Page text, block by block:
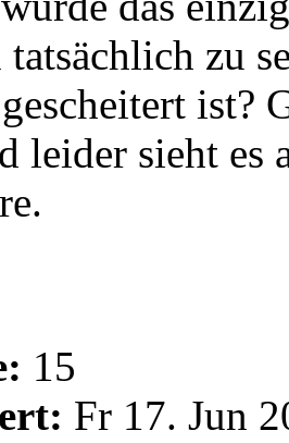
tatsächlich zu
ist?
leider sieht es
15
Fr 17. Jun